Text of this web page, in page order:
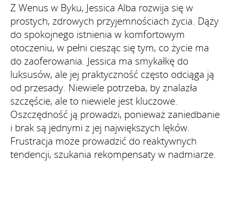
Z Wenus w Byku, Jessica Alba rozwija się w
prostych, zdrowych przyjemnościach życia. Dąży
do spokojnego istnienia w komfortowym
otoczeniu, w pełni ciesząc się tym, co życie ma
do zaoferowania. Jessica ma smykałkę do
luksusów, ale jej praktyczność często odciąga ją
od przesady. Niewiele potrzeba, by znalazła
szczęście, ale to niewiele jest kluczowe.
Oszczędność ją prowadzi, ponieważ zaniedbanie
i brak są jednymi z jej największych lęków.
Frustracja może prowadzić do reaktywnych
tendencji, szukania rekompensaty w nadmiarze.